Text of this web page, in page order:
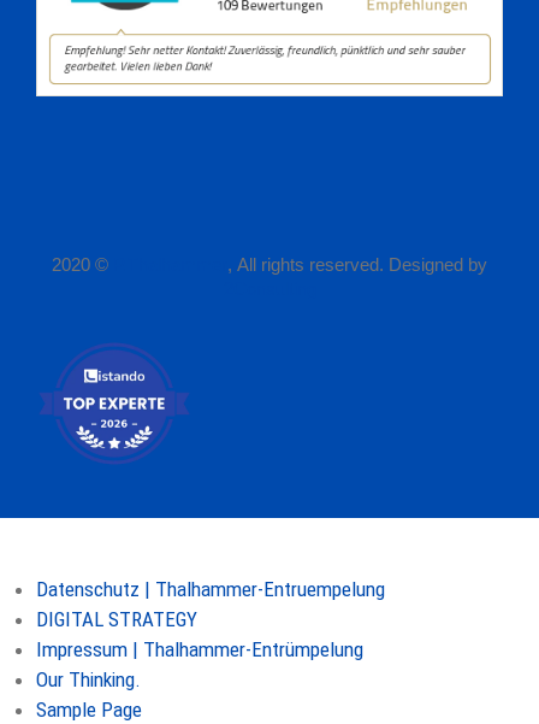
2020 ©
, All rights reserved. Designed by
Datenschutz | Thalhammer-Entruempelung
DIGITAL STRATEGY
Impressum | Thalhammer-Entrümpelung
Our Thinking.
Sample Page